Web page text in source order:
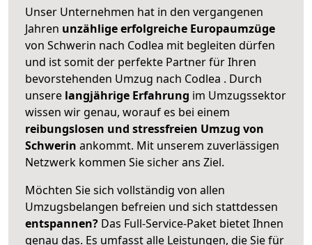
Unser Unternehmen hat in den vergangenen
Jahren unzählige erfolgreiche Europaumzüge
von Schwerin nach Codlea mit begleiten dürfen
und ist somit der perfekte Partner für Ihren
bevorstehenden Umzug nach Codlea . Durch
unsere langjährige Erfahrung im Umzugssektor
wissen wir genau, worauf es bei einem
reibungslosen und stressfreien Umzug von
Schwerin ankommt. Mit unserem zuverlässigen
Netzwerk kommen Sie sicher ans Ziel.
Möchten Sie sich vollständig von allen
Umzugsbelangen befreien und sich stattdessen
entspannen? Das Full-Service-Paket bietet Ihnen
genau das. Es umfasst alle Leistungen, die Sie für